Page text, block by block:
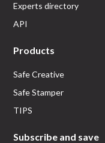
Experts directory
API
Products
Safe Creative
Safe Stamper
TIPS
Subscribe and save